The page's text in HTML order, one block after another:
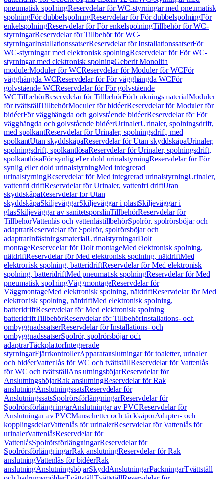
pneumatisk spolningReservdelar för WC-styrningar med pneumatisk
spolningFör dubbelspolningReservdelar för För dubbelspolningFör
enkelspolningReservdelar för För enkelspolningTillbehör för WC-
styrningarReservdelar för Tillbehör för WC-
styrningarInstallationssatserReservdelar för InstallationssatserFör
WC-styrningar med elektronisk spolningReservdelar för För WC-
styrningar med elektronisk spolningGeberit Monolith
modulerModuler för WCReservdelar för Moduler för WCFör
vägghängda WCReservdelar för För vägghängda WCFör
golvstående WCReservdelar för För golvstående
WCTillbehörReservdelar för TillbehörFörbrukningsmaterialModuler
för tvättställTillbehörModuler för bidéerReservdelar för Moduler för
bidéerFör vägghängda och golvstående bidéerReservdelar för För
vägghängda och golvstående bidéerUrinalerUrinaler, spolningsdrift,
med spolkantReservdelar för Urinaler, spolningsdrift, med
spolkantUtan skyddskåpaReservdelar för Utan skyddskåpaUrinaler,
spolningsdrift, spolkantlösaReservdelar för Urinaler, spolningsdrift,
spolkantlösaFör synlig eller dold urinalstyrningReservdelar för För
synlig eller dold urinalstyrningMed integrerad
urinalstyrningReservdelar för Med integrerad urinalstyrningUrinaler,
vattenfri driftReservdelar för Urinaler, vattenfri driftUtan
skyddskåpaReservdelar för Utan
skyddskåpaSkiljeväggarSkiljeväggar i plastSkiljeväggar i
glasSkiljeväggar av sanitetsporslinTillbehörReservdelar för
TillbehörVattenlås och vattenlåstillbehörSpolrör, spolrörsböjar och
adaptrarReservdelar för Spolrör, spolrörsböjar och
adaptrarInfästningsmaterialUrinalstyrningarDolt
montageReservdelar för Dolt montageMed elektronisk spolning,
nätdriftReservdelar för Med elektronisk spolning, nätdriftMed
elektronisk spolning, batteridriftReservdelar för Med elektronisk
spolning, batteridriftMed pneumatisk spolningReservdelar för Med
pneumatisk spolningVäggmontageReservdelar för
VäggmontageMed elektronisk spolning, nätdriftReservdelar för Med
elektronisk spolning, nätdriftMed elektronisk spolning,
batteridriftReservdelar för Med elektronisk spolning,
batteridriftTillbehörReservdelar för TillbehörInstallations- och
ombyggnadssatserReservdelar för Installations- och
ombyggnadssatserSpolrör, spolrörsböjar och
adaptrarTäckplattorIntegrerade
styrningarFjärrkontrollerApparatanslutningar för toaletter, urinaler
och bidéerVattenlås för WC och tvättställReservdelar för Vattenlås
för WC och tvättställAnslutningsböjarReservdelar för
AnslutningsböjarRak anslutningReservdelar för Rak
anslutningAnslutningssatsReservdelar för
AnslutningssatsSpolrörsförlängningarReservdelar för
SpolrörsförlängningarAnslutningar av PVCReservdelar för
Anslutningar av PVCManschetter och täckkåporAdapter- och
kopplingsdelarVattenlås för urinalerReservdelar för Vattenlås för
urinalerVattenlåsReservdelar för
VattenlåsSpolrörsförlängningarReservdelar för
SpolrörsförlängningarRak anslutningReservdelar för Rak
anslutningVattenlås för bidéerRak
anslutningAnslutningsböjarSkyddAnslutningarPackningarTvättställ